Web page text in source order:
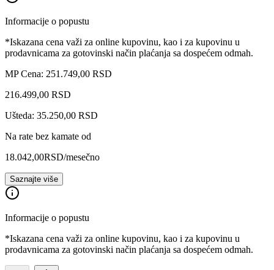
Informacije o popustu
*Iskazana cena važi za online kupovinu, kao i za kupovinu u
prodavnicama za gotovinski način plaćanja sa dospećem odmah.
MP Cena: 251.749,00 RSD
216.499,00 RSD
Ušteda: 35.250,00 RSD
Na rate bez kamate od
18.042,00RSD/mesečno
Saznajte više
Informacije o popustu
*Iskazana cena važi za online kupovinu, kao i za kupovinu u
prodavnicama za gotovinski način plaćanja sa dospećem odmah.